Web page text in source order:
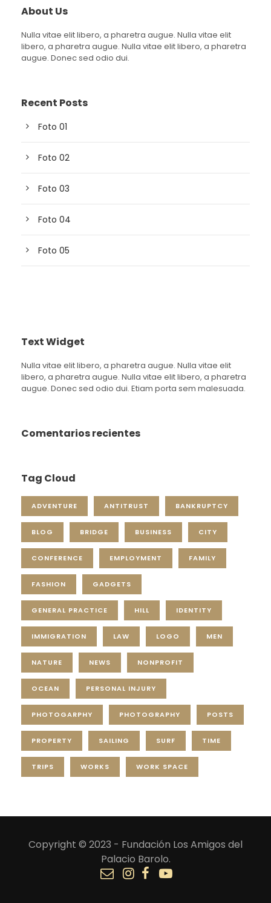
About Us
Nulla vitae elit libero, a pharetra augue. Nulla vitae elit
libero, a pharetra augue. Nulla vitae elit libero, a pharetra
augue. Donec sed odio dui.
Recent Posts
Foto 01
Foto 02
Foto 03
Foto 04
Foto 05
Text Widget
Nulla vitae elit libero, a pharetra augue. Nulla vitae elit
libero, a pharetra augue. Nulla vitae elit libero, a pharetra
augue. Donec sed odio dui. Etiam porta sem malesuada.
Comentarios recientes
Tag Cloud
ADVENTURE ANTITRUST BANKRUPTCY
BLOG BRIDGE BUSINESS CITY
CONFERENCE EMPLOYMENT FAMILY
FASHION GADGETS
GENERAL PRACTICE HILL IDENTITY
IMMIGRATION LAW LOGO MEN
NATURE NEWS NONPROFIT
OCEAN PERSONAL INJURY
PHOTOGARPHY PHOTOGRAPHY POSTS
PROPERTY SAILING SURF TIME
TRIPS WORKS WORK SPACE
Copyright © 2023 - Fundación Los Amigos del
Palacio Barolo.